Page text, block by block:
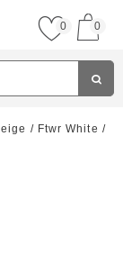
0 0
/ Ftwr White /